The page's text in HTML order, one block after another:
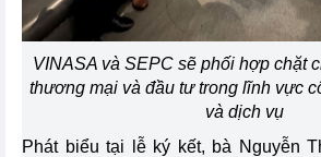
VINASA và SEPC sẽ phối hợp chặt
thương mại và đầu tư trong lĩnh vực
và dịch vụ
Phát biểu tại lễ ký kết, bà Nguyễn